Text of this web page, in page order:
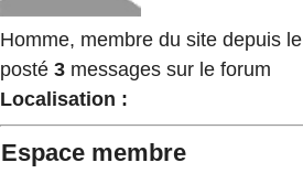
Homme, membre du site depuis le
posté 3 messages sur le forum
Localisation :
Espace membre